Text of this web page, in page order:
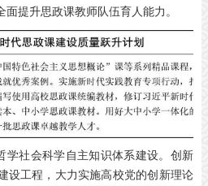
提升思政课教师队伍育人能力。
学社会科学自主知识体系建设。创新
设工程，大力实施高校党的创新理论